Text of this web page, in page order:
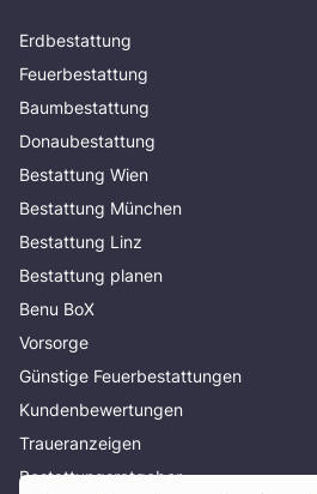
Erdbestattung
Feuerbestattung
Baumbestattung
Donaubestattung
Bestattung Wien
Bestattung München
Bestattung Linz
Bestattung planen
Benu BoX
Vorsorge
Günstige Feuerbestattungen
Kundenbewertungen
Traueranzeigen
Bestattungsratgeber